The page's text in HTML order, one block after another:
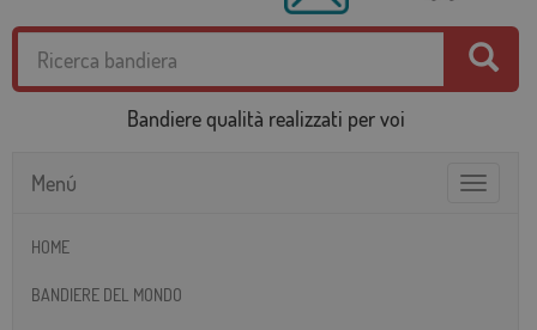
Bandiere qualità realizzati per voi
Toggle
Menú
HOME
BANDIERE DEL MONDO